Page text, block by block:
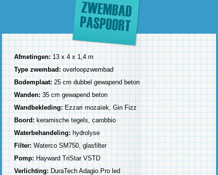
Afmetingen:13 x 4 x 1,4 m
Type zwembad:overloopzwembad
Bodemplaat:25 cm dubbel gewapend beton
Wanden: 35 cm gewapend beton
Wandbekleding:Ezzari mozaïek, Gin Fizz
Boord:keramische tegels, carobbio
Waterbehandeling: hydrolyse
Filter:Waterco SM750, glasfilter
Pomp: Hayward TriStar VSTD
Verlichting: DuraTech Adagio Pro led